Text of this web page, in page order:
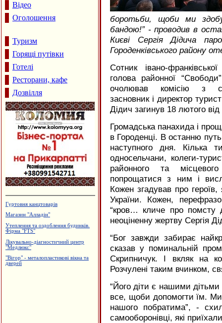
Відео
Оголошення
Туризм
Горящі путівки
Готелі
Ресторани, кафе
Дозвілля
Приватна садиба "Добрий ранок"
Салон-магазин "Меблі"
Виробництво солоду, ВАТ
"Дятьківці"
Меблева фабрика "ТТТ"
"Медлайф"
боротьби, щоби ми
бандою!” - проводив в
Києві Сергія Дідича
Городенківського району
Сотник івано-
голова районної
очолював комісію з
засновник і директор
Дідич загинув 18 лютого
Громадська панахида і
в Городенці. В останню
наступного дня. Кілька
односельчани, колеги-
районного та
попрощатися з ним і
Кожен згадував про героїв,
України. Кожен,
“кров… кличе про помсту
неоціненну жертву Сергія
“Бог завжди забирає
сказав у поминальній
Скрипничук. І вкляк на
Розчулені таким вчинком,
“Його діти є нашими
все, щоби допомогти їм.
нашого побратима”, -
самооборонівці, які